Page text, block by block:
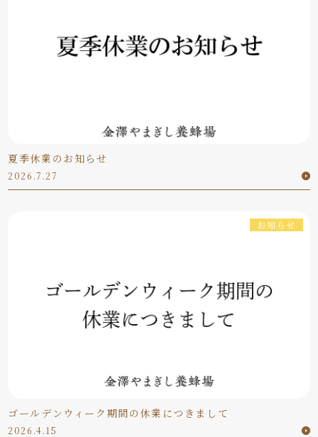
夏季休業のお知らせ
2026.7.27
お知らせ
ゴールデンウィーク期間の休業につきまして
2026.4.15